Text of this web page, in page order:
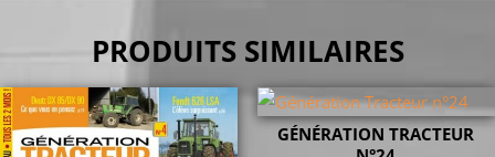
PRODUITS SIMILAIRES
GÉNÉRATION TRACTEUR